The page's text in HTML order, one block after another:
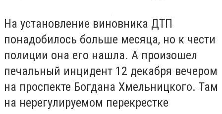
На установление виновника ДТП
понадобилось больше месяца, но к чести
полиции она его нашла. А произошел
печальный инцидент 12 декабря вечером
на проспекте Богдана Хмельницкого. Там
на нерегулируемом перекрестке